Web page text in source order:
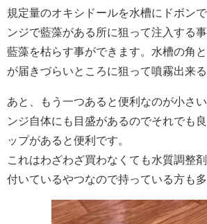
規定量のオキシドールを水槽にドボン
ンジで藍藻がある所に狙って注入する
藍藻を枯らす事ができます。水槽の角
が届きづらいところに狙って噴霧出来
あと、もう一つあると便利なのが小さ
ンジ自体にも目盛があるのでそれでも
ップがあると便利です。
これはわざわざ買わなくても水質調整
付いているやつなので持っている方も多